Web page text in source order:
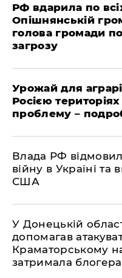
РФ вдарила по
Опішнянській
голова громади
загрозу
Урожай для
Росією
проблему –
Влада РФ
війну в Україні та
США
У Донецькій
допомагав
Краматорському
затримала блогера